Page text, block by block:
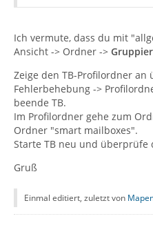
Ich vermute, dass du mit
Ansicht -> Ordner ->
Zeige den TB-Profilordner an
Fehlerbehebung ->
beende TB.
Im Profilordner gehe zum
Ordner "smart mailboxes".
Starte TB neu und überprüfe
Gruß
Einmal editiert, zuletzt von